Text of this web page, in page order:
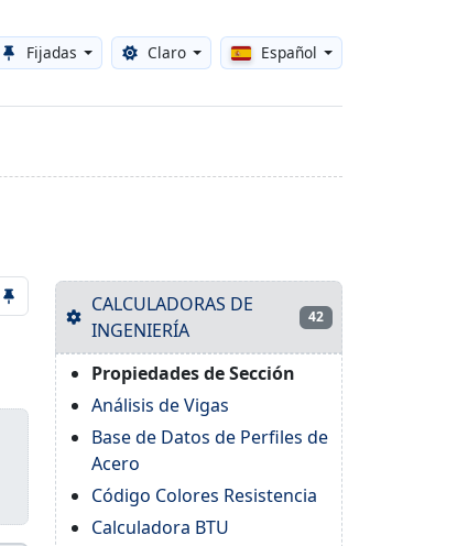
Fijadas Toggle theme
Claro Español
CALCULADORAS DE
INGENIERÍA
42
Propiedades de Sección
Análisis de Vigas
Base de Datos de Perfiles de
Acero
Código Colores Resistencia
Calculadora BTU